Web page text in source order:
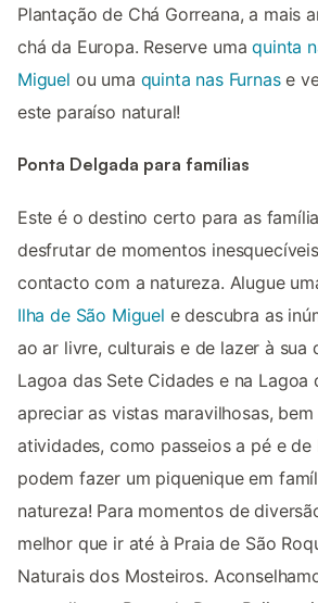
Plantação de Chá Gorreana, a mais
chá da Europa. Reserve umaquinta
Miguel ou uma quinta nas Furnase
este paraíso natural!
Ponta Delgada para famílias
Este é o destino certo para as
desfrutar de momentos
contacto com a natureza. Alugue
Ilha de São Miguel e descubra as
ao ar livre, culturais e de lazer à sua
Lagoa das Sete Cidades e na Lagoa
apreciar as vistas maravilhosas,
atividades, como passeios a pé e de
podem fazer um piquenique em
natureza! Para momentos de
melhor que ir até à Praia de São
Naturais dos Mosteiros.